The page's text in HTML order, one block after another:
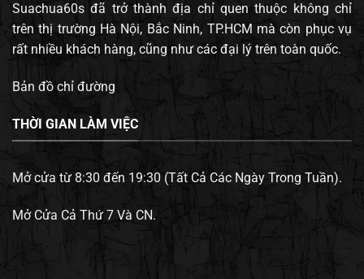
Suachua60s đã trở thành địa chỉ quen thuộc không chỉ
trên thị trường Hà Nội, Bắc Ninh, TP.HCM mà còn phục vụ
rất nhiều khách hàng, cũng như các đại lý trên toàn quốc.
Bản đồ chỉ đường
THỜI GIAN LÀM VIỆC
Mở cửa từ 8:30 đến 19:30 (Tất Cả Các Ngày Trong Tuần).
Mở Cửa Cả Thứ 7 Và CN.